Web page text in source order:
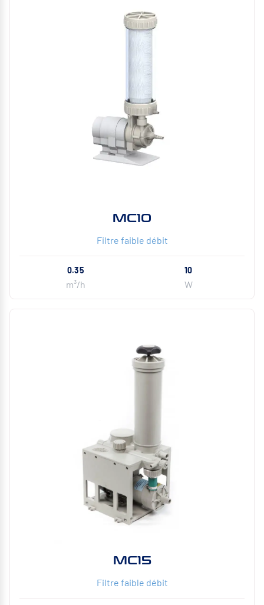
MC10
Filtre faible débit
0.35
m³/h
10
W
MC15
Filtre faible débit